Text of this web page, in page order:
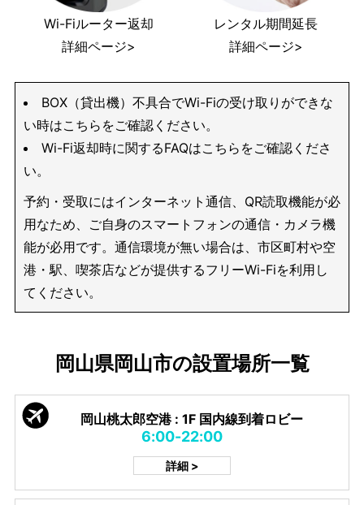
Wi-Fiルーター返却
詳細ページ>
レンタル期間延長
詳細ページ>
BOX（貸出機）不具合でWi-Fiの受け取りができな
い時はこちらをご確認ください。
Wi-Fi返却時に関するFAQはこちらをご確認くださ
い。
予約・受取にはインターネット通信、QR読取機能が必
用なため、ご自身のスマートフォンの通信・カメラ機
能が必用です。通信環境が無い場合は、市区町村や空
港・駅、喫茶店などが提供するフリーWi-Fiを利用し
てください。
岡山県岡山市の設置場所一覧
岡山桃太郎空港 : 1F 国内線到着ロビー
6:00-22:00
詳細 >